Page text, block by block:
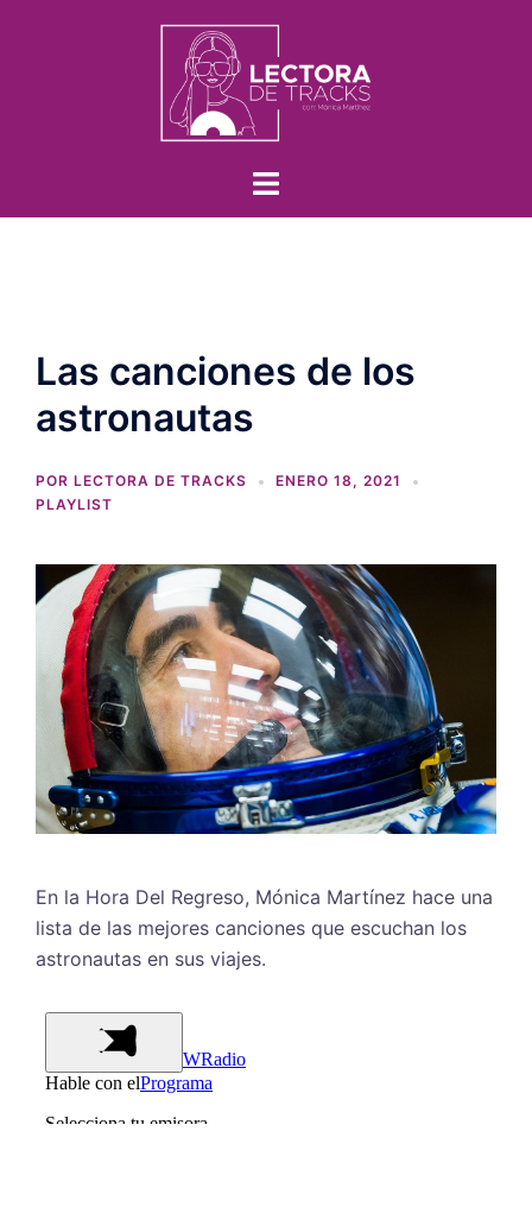
Las canciones de los
astronautas
POR LECTORA DE TRACKS
ENERO 18, 2021
PLAYLIST
En la Hora Del Regreso, Mónica Martínez hace una
lista de las mejores canciones que escuchan los
astronautas en sus viajes.